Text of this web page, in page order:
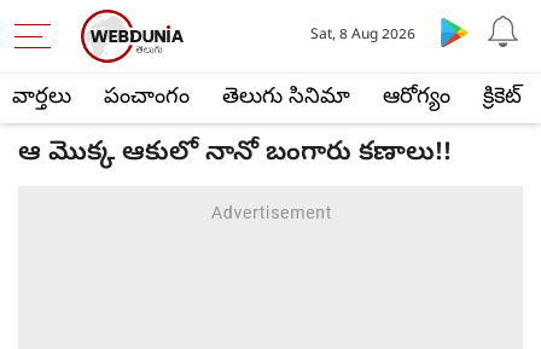
వార్తలు పంచాంగం తెలుగు సినిమా ఆరోగ్యం క్రికెట్
Sat, 8 Aug 2026
ఆ మొక్క ఆకులో నానో బంగారు కణాలు!!